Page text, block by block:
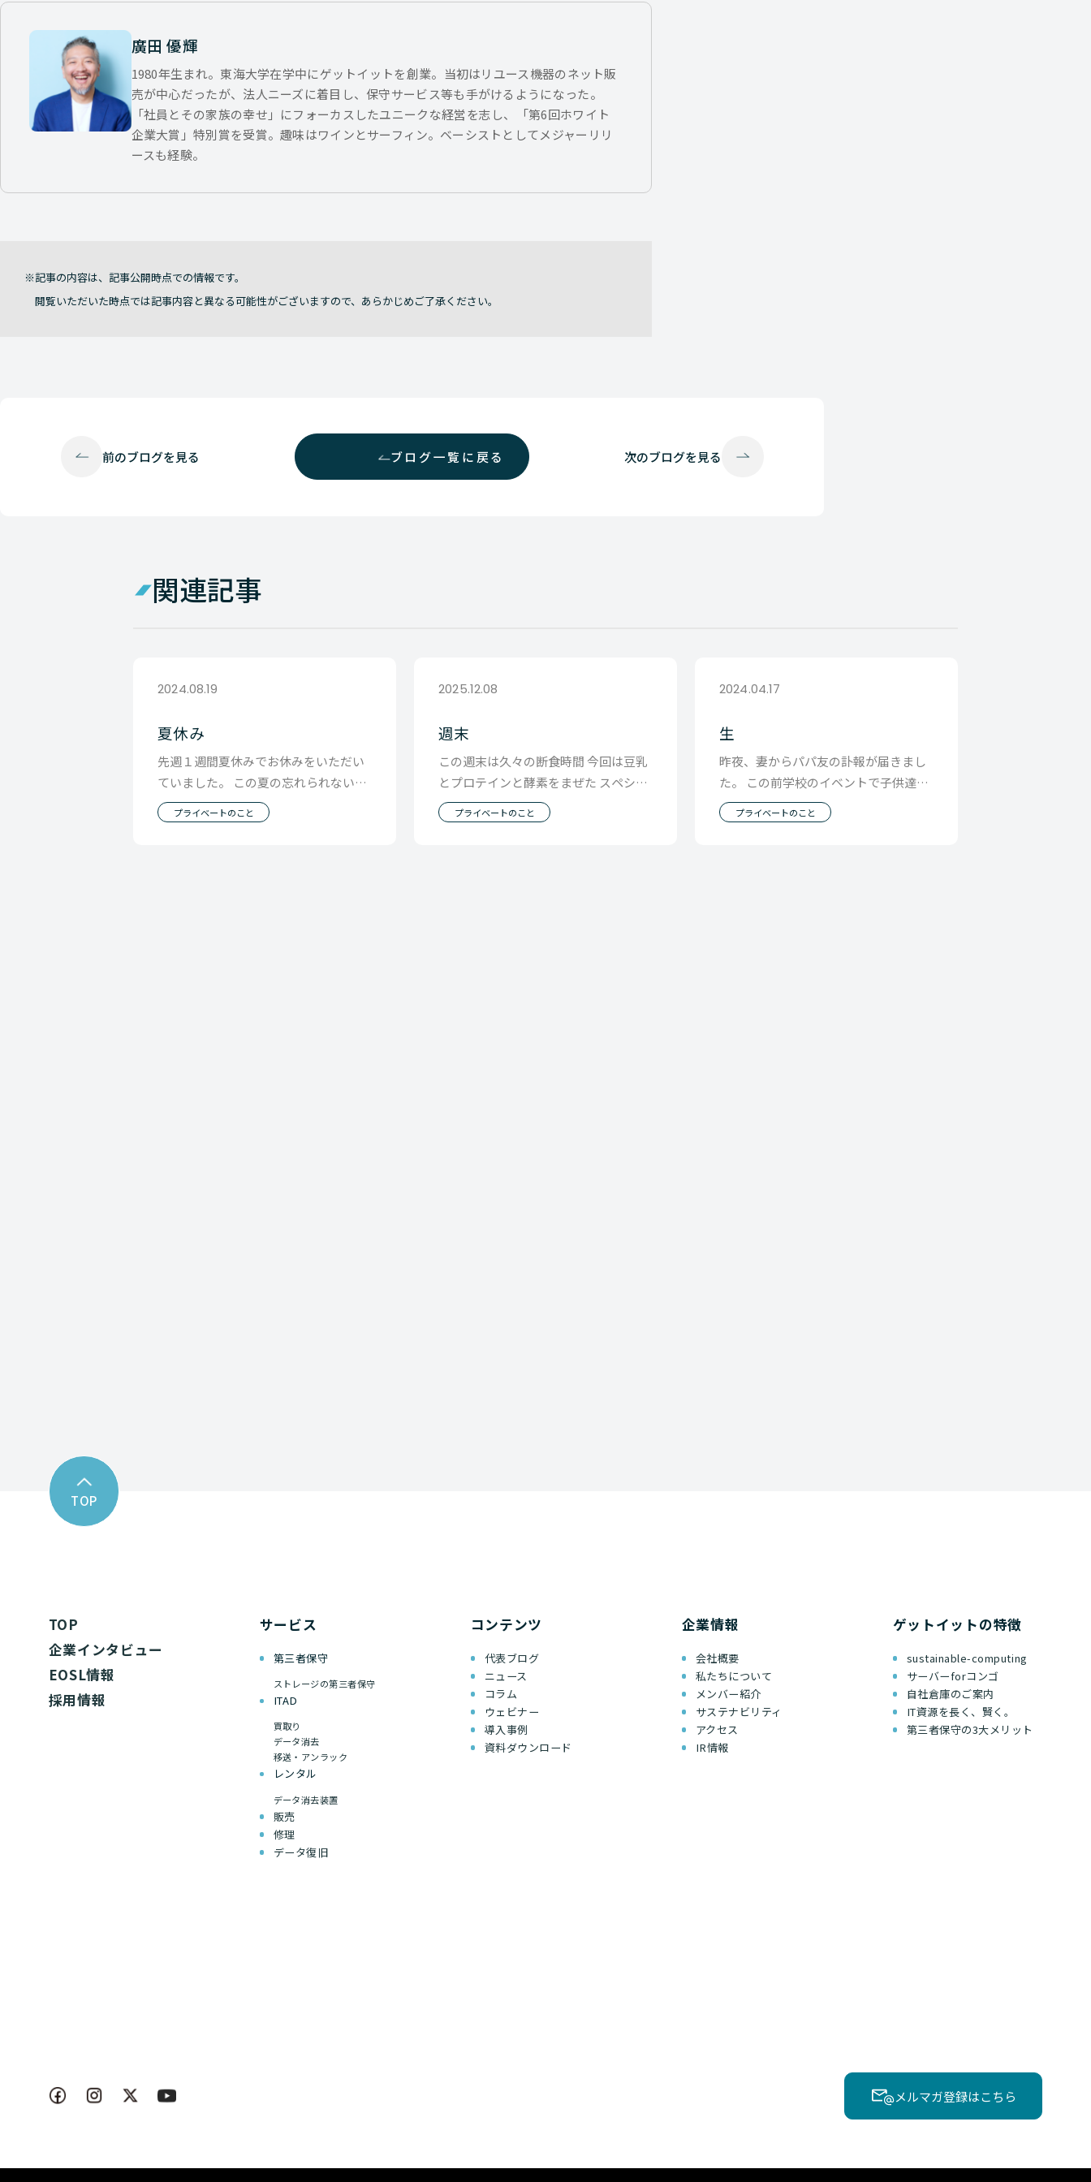
廣田 優輝
1980年生まれ。東海大学在学中にゲットイットを創業。当初はリユース機器のネット販
売が中心だったが、法人ニーズに着目し、保守サービス等も手がけるようになった。
「社員とその家族の幸せ」にフォーカスしたユニークな経営を志し、「第6回ホワイト
企業大賞」特別賞を受賞。趣味はワインとサーフィン。ベーシストとしてメジャーリリ
ースも経験。
記事の内容は、記事公開時点での情報です。
閲覧いただいた時点では記事内容と異なる可能性がございますので、あらかじめご了承ください。
前のブログを見る ブログ一覧に戻る 次のブログを見る
関連記事
2024.08.19
夏休み
先週１週間夏休みでお休みをいただい
ていました。 この夏の忘れられない思
い出をシェアします。 今年の夏は家族
でベトナム旅行
プライベートのこと
2025.12.08
週末
この週末は久々の断食時間 今回は豆乳
とプロテインと酵素をまぜた スペシャ
ルドリンクでのファスティング体験で
した。 本当は
プライベートのこと
2024.04.17
生
昨夜、妻からパパ友の訃報が届きまし
た。 この前学校のイベントで子供達を
捕まえるのに 一緒に走り回ったばかり
だったのに こ
プライベートのこと
TOP
TOP
企業インタビュー
EOSL情報
採用情報
サービス
第三者保守
ストレージの第三者保守
ITAD
買取り
データ消去
移送・アンラック
レンタル
データ消去装置
販売
修理
データ復旧
コンテンツ
代表ブログ
ニュース
コラム
ウェビナー
導入事例
資料ダウンロード
企業情報
会社概要
私たちについて
メンバー紹介
サステナビリティ
アクセス
IR情報
ゲットイットの特徴
sustainable-computing
サーバーforコンゴ
自社倉庫のご案内
IT資源を長く、賢く。
第三者保守の3大メリット
メルマガ登録はこちら